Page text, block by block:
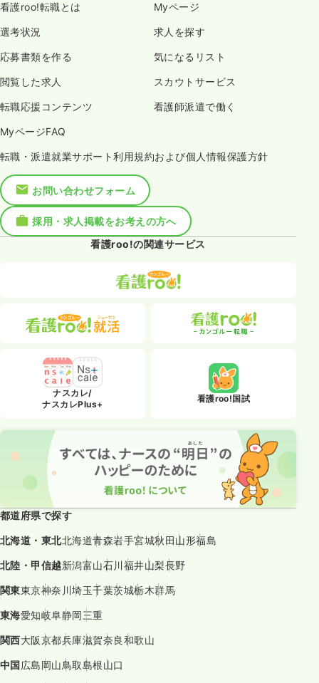
看護roo!転職とは Myページ
選考状況 求人を探す
応募書類を作る 気になるリスト
閲覧した求人 スカウトサービス
転職応援コンテンツ 看護師派遣で働く
MyページFAQ
転職・派遣就業サポート利用規約および個人情報保護方針
お問い合わせフォーム
採用・求人掲載をお考えの方へ
看護roo!の関連サービス
ナスカレ/
ナスカレPlus+
看護roo!国試
都道府県で探す
北海道・東北北海道青森岩手宮城秋田山形福島
北陸・甲信越新潟富山石川福井山梨長野
関東東京神奈川埼玉千葉茨城栃木群馬
東海愛知岐阜静岡三重
関西大阪京都兵庫滋賀奈良和歌山
中国広島岡山鳥取島根山口